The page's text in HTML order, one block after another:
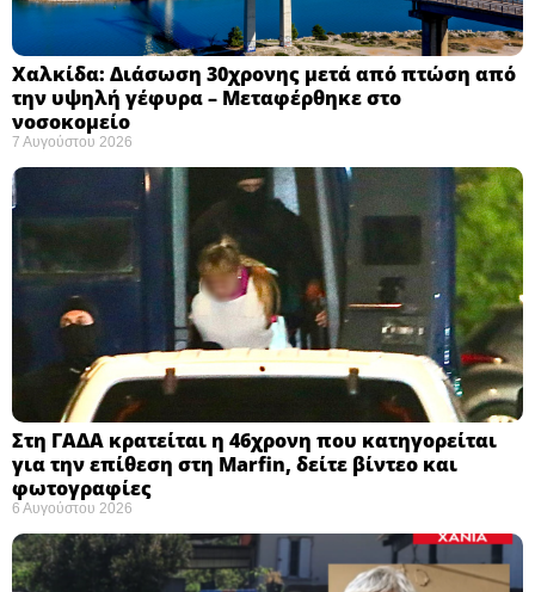
Χαλκίδα: Διάσωση 30χρονης μετά από πτώση από
την υψηλή γέφυρα – Μεταφέρθηκε στο
νοσοκομείο ​
7 Αυγούστου 2026
Στη ΓΑΔΑ κρατείται η 46χρονη που κατηγορείται
για την επίθεση στη Marfin, δείτε βίντεο και
φωτογραφίες
6 Αυγούστου 2026